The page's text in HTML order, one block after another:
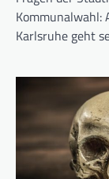
Kommunalwahl:
Karlsruhe geht